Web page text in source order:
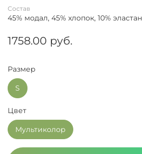
Состав
45% модал, 45% хлопок, 10% эластан
1758.00 руб.
Размер
S
Цвет
Мультиколор